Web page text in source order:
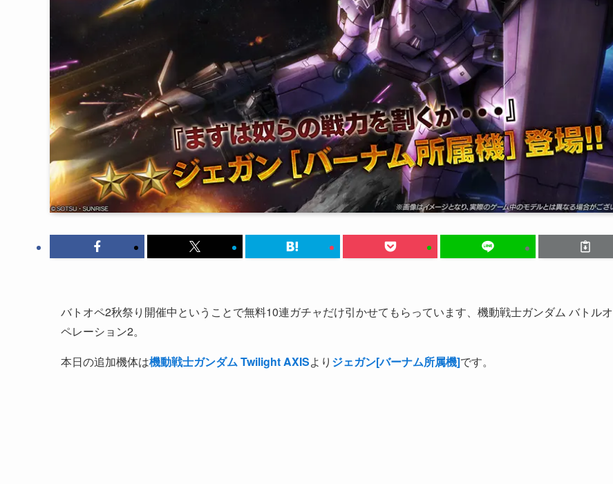
バトオペ2秋祭り開催中ということで無料10連ガチャだけ引かせてもらっています、機動戦士ガンダム バトルオ
ペレーション2。
本日の追加機体は機動戦士ガンダム Twilight AXISより ジェガン[バーナム所属機]です。